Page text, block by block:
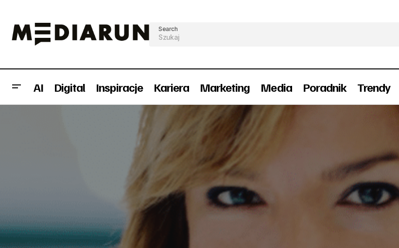
Search
AI Digital Inspiracje Kariera Marketing Media Poradnik Trendy
Awanse Public Relations Douglas Polska zmienia szefa PR